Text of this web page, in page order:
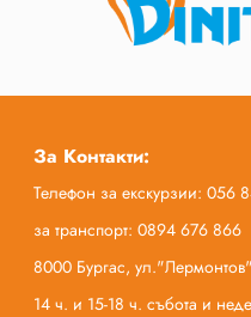
За Контакти:
Телефон за екскурзии: 056
за транспорт: 0894 676 866
8000 Бургас,
14 ч. и 15-18 ч. събота и